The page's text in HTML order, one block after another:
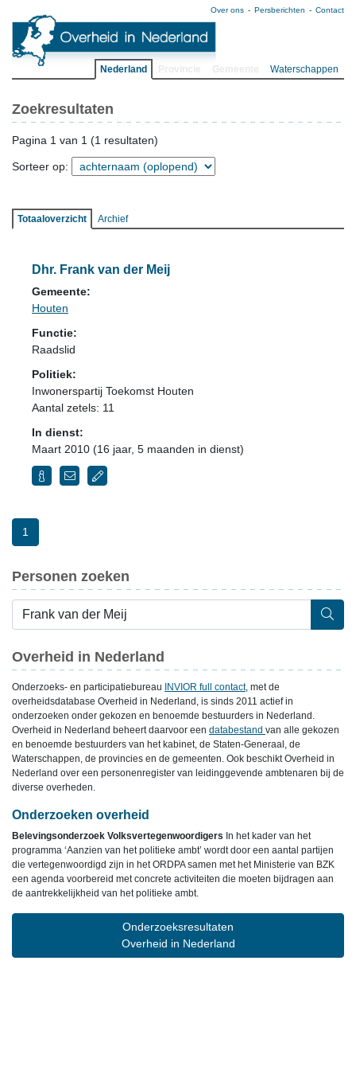
Over ons Persberichten Contact
Nederland Waterschappen
Zoekresultaten
Pagina 1 van 1 (1 resultaten)
Sorteer op:
Totaaloverzicht Archief
Dhr. Frank van der Meij
Gemeente:
Houten
Functie:
Raadslid
Politiek:
Inwonerspartij Toekomst Houten
Aantal zetels: 11
In dienst:
Maart 2010 (16 jaar, 5 maanden in dienst)
1
Personen zoeken
Overheid in Nederland
Onderzoeks- en participatiebureau INVIOR full contact, met de
overheidsdatabase Overheid in Nederland, is sinds 2011 actief in
onderzoeken onder gekozen en benoemde bestuurders in Nederland.
Overheid in Nederland beheert daarvoor een databestand van alle gekozen
en benoemde bestuurders van het kabinet, de Staten-Generaal, de
Waterschappen, de provincies en de gemeenten. Ook beschikt Overheid in
Nederland over een personenregister van leidinggevende ambtenaren bij de
diverse overheden.
Onderzoeken overheid
Belevingsonderzoek Volksvertegenwoordigers In het kader van het
programma ‘Aanzien van het politieke ambt’ wordt door een aantal partijen
die vertegenwoordigd zijn in het ORDPA samen met het Ministerie van BZK
een agenda voorbereid met concrete activiteiten die moeten bijdragen aan
de aantrekkelijkheid van het politieke ambt.
Onderzoeksresultaten
Overheid in Nederland